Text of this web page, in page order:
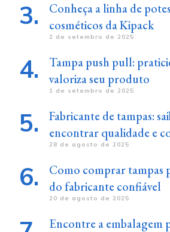
Conheça a linha de
cosméticos da Kipack
2 de setembro de 2025
Tampa push pull:
valoriza seu produto
1 de setembro de 2025
Fabricante de tampas:
encontrar qualidade e
28 de agosto de 2025
Como comprar tampas
do fabricante confiável
20 de agosto de 2025
Encontre a embalagem